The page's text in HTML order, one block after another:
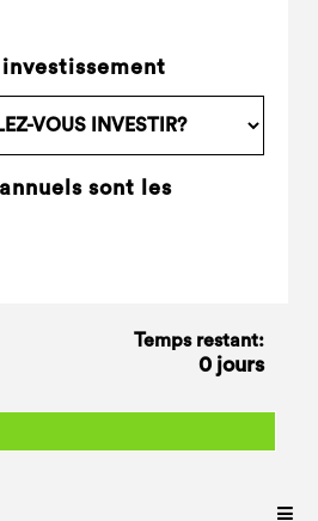
sont les
Temps restant:
0 jours